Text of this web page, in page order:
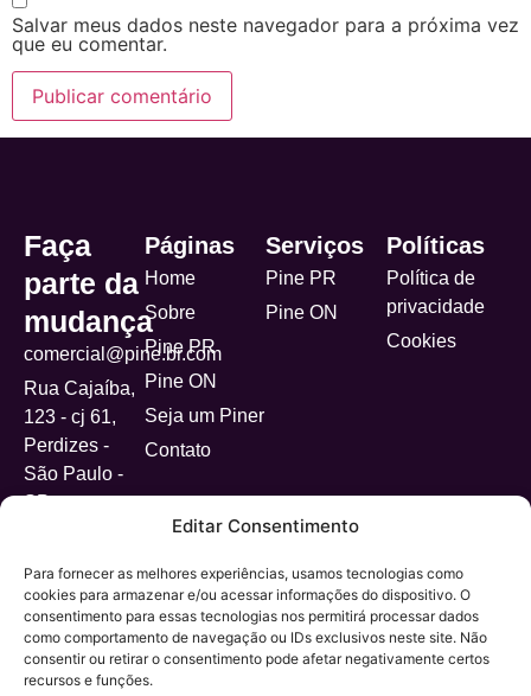
Editar Consentimento
Para fornecer as melhores experiências, usamos tecnologias como
cookies para armazenar e/ou acessar informações do dispositivo. O
consentimento para essas tecnologias nos permitirá processar dados
como comportamento de navegação ou IDs exclusivos neste site. Não
consentir ou retirar o consentimento pode afetar negativamente certos
recursos e funções.
Salvar meus dados neste navegador para a próxima vez
que eu comentar.
Faça
parte da
mudança
comercial@pine.br.com
Rua Cajaíba,
123 - cj 61,
Perdizes -
São Paulo -
SP
Páginas
Home
Sobre
Pine PR
Pine ON
Seja um Piner
Contato
Serviços
Pine PR
Pine ON
Políticas
Política de
privacidade
Cookies
© Copyright 2025. Pine prDev. por InCraft